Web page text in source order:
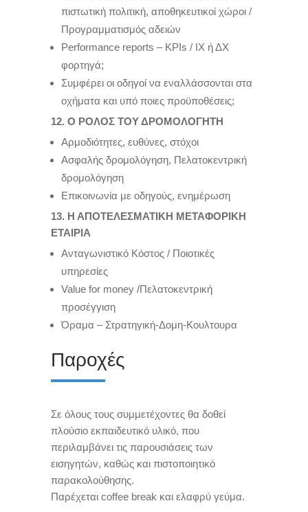
πιστωτική πολιτική, αποθηκευτικοί χώροι /
Προγραμματισμός αδειών
Performance reports – KPIs / ΙΧ ή ΔΧ
φορτηγά;
Συμφέρει οι οδηγοί να εναλλάσσονται στα
οχήματα και υπό ποιες προϋποθέσεις;
12. Ο ΡΟΛΟΣ ΤΟΥ ΔΡΟΜΟΛΟΓΗΤΗ
Αρμοδιότητες, ευθύνες, στόχοι
Ασφαλής δρομολόγηση, Πελατοκεντρική
δρομολόγηση
Επικοινωνία με οδηγούς, ενημέρωση
13. Η ΑΠΟΤΕΛΕΣΜΑΤΙΚΗ ΜΕΤΑΦΟΡΙΚΗ
ΕΤΑΙΡΙΑ
Ανταγωνιστικό Κόστος / Ποιοτικές
υπηρεσίες
Value for money /Πελατοκεντρική
προσέγγιση
Όραμα – Στρατηγική-Δομη-Κουλτουρα
Παροχές
Σε όλους τους συμμετέχοντες θα δοθεί
πλούσιο εκπαιδευτικό υλικό, που
περιλαμβάνει τις παρουσιάσεις των
εισηγητών, καθώς και πιστοποιητικό
παρακολούθησης.
Παρέχεται coffee break και ελαφρύ γεύμα.